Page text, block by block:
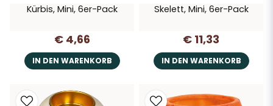
Kürbis, Mini, 6er-Pack
€ 4,66
IN DEN WARENKORB
Skelett, Mini, 6er-Pack
€ 11,33
IN DEN WARENKORB